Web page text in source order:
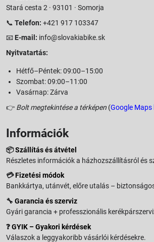
Stará cesta 2 · 93101 · Somorja
📞 Telefon: +421 917 103347
📧 E-mail: info@slovakiabike.sk
Nyitvatartás:
Hétfő–Péntek: 09:00–15:00
Szombat: 09:00–11:00
Vasárnap: Zárva
👉 Bolt megtekintése a térképen (Google Maps
Információk
📦Szállítás és átvétel
Részletes információk a házhozszállításról és
💳Fizetési módok
Bankkártya, utánvét, előre utalás –
🔧 Garancia és szerviz
Gyári garancia + professzionális
❓GYIK – Gyakori kérdések
Válaszok a leggyakoribb vásárlói kérdésekre.